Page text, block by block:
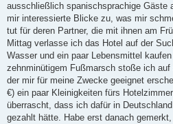
ausschließlich spanischsprachige Gäste
mir interessierte Blicke zu, was mir
tut für deren Partner, die mit ihnen am
Mittag verlasse ich das Hotel auf der
Wasser und ein paar Lebensmittel
zehnminütigem Fußmarsch stoße ich auf
der mir für meine Zwecke geeignet
€) ein paar Kleinigkeiten fürs
überrascht, dass ich dafür in
gezahlt hätte. Habe erst danach